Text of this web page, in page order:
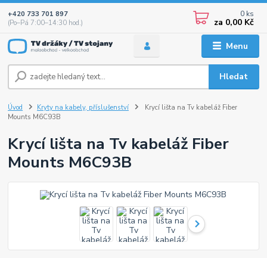
Menu
Hledat
+420 733 701 897
(Po–Pá 7:00–14:30 hod.)
0 ks
za 0,00 Kč
Úvod Kryty na kabely, příslušenství
Krycí lišta na Tv kabeláž Fiber
Mounts M6C93B
Krycí lišta na Tv kabeláž Fiber
Mounts M6C93B